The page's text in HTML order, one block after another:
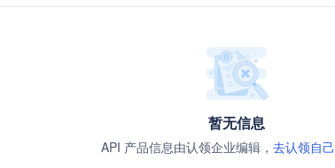
暂无信息
API 产品信息由认领企业编辑， 去认领自